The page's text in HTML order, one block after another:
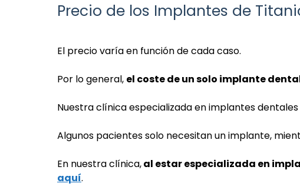
Precio de los Implantes de
El precio varía en función de cada caso.
Por lo general, el coste de un solo implante
Nuestra clínica especializada en implantes
Algunos pacientes solo necesitan un implante,
En nuestra clínica,al estar especializada en
aquí.